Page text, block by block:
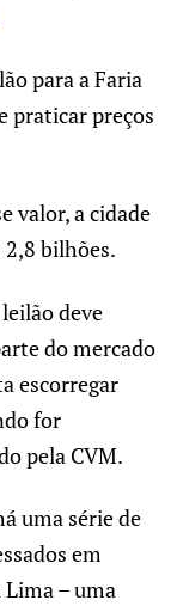
para a Faria
praticar preços
valor, a cidade
2,8 bilhões.
deve
do mercado
escorregar
for
pela CVM.
uma série de
em
– uma